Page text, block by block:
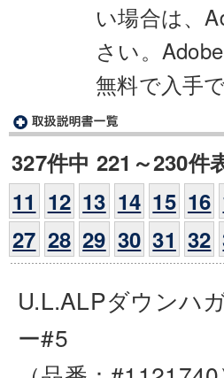
い場合は、
さい。
無料で入手
327件中 221～230件
11 12 13 14 15 16
27 28 29 30 31 32
U.L.ALPダウンハ
ー#5